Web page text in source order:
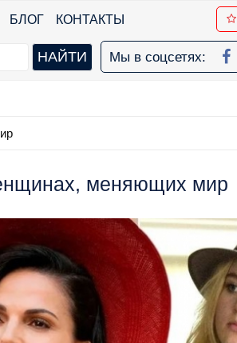
БЛОГ КОНТАКТЫ
Мы в соцсетях:
меняющих мир